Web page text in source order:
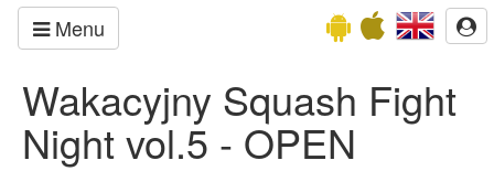
Menu
Wakacyjny Squash Fight
Night vol.5 - OPEN